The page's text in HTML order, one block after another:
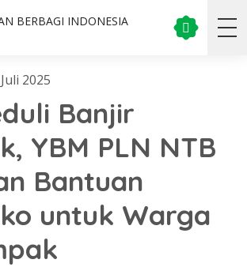
2025
Banjir
YBM PLN NTB
Bantuan
untuk Warga